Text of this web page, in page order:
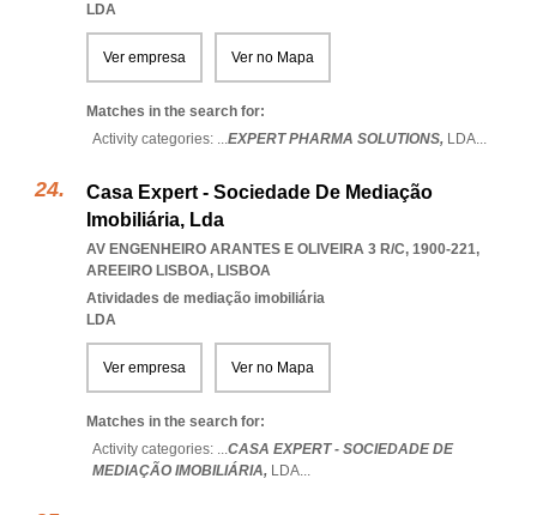
LDA
Ver empresa Ver no Mapa
Matches in the search for:
Activity categories: ...EXPERT PHARMA SOLUTIONS, LDA...
Casa Expert - Sociedade De Mediação
Imobiliária, Lda
AV ENGENHEIRO ARANTES E OLIVEIRA 3 R/C, 1900-221,
AREEIRO LISBOA, LISBOA
Atividades de mediação imobiliária
LDA
Ver empresa Ver no Mapa
Matches in the search for:
Activity categories: ...CASA EXPERT - SOCIEDADE DE
MEDIAÇÃO IMOBILIÁRIA, LDA...